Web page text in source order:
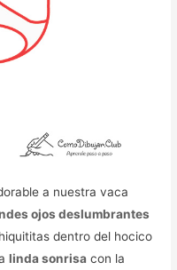
a nuestra vaca
ojos deslumbrantes
dentro del hocico
linda sonrisa con la